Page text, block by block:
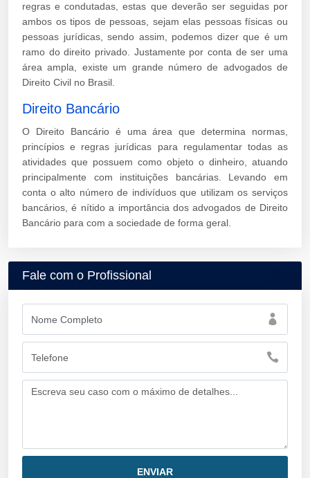
regras e condutadas, estas que deverão ser seguidas por
ambos os tipos de pessoas, sejam elas pessoas físicas ou
pessoas jurídicas, sendo assim, podemos dizer que é um
ramo do direito privado. Justamente por conta de ser uma
área ampla, existe um grande número de advogados de
Direito Civil no Brasil.
Direito Bancário
O Direito Bancário é uma área que determina normas,
princípios e regras jurídicas para regulamentar todas as
atividades que possuem como objeto o dinheiro, atuando
principalmente com instituições bancárias. Levando em
conta o alto número de indivíduos que utilizam os serviços
bancários, é nítido a importância dos advogados de Direito
Bancário para com a sociedade de forma geral.
Fale com o Profissional